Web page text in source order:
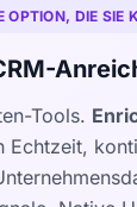
OPTION, DIE SIE
Tools.